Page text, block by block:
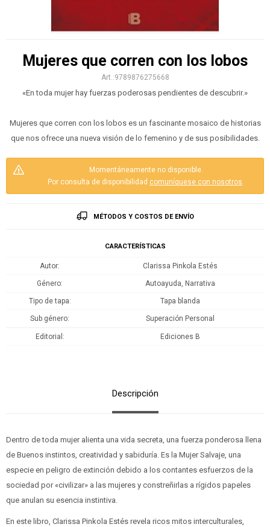
Mujeres que corren con los lobos
9789876275668
«En toda mujer hay fuerzas poderosas pendientes de descubrir.»
Mujeres que corren con los lobos es un fascinante mosaico de historias
que nos ofrece una nueva visión de lo femenino y de sus posibilidades.
Momentáneamente no disponible.
Por consulta de disponibilidad comuníquese con nosotros.
MÉTODOS Y COSTOS DE ENVÍO
CARACTERÍSTICAS
Autor Clarissa Pinkola Estés
Género Autoayuda, Narrativa
Tipo de tapa Tapa blanda
Sub género Superación Personal
Editorial Ediciones B
Descripción
Dentro de toda mujer alienta una vida secreta, una fuerza ponderosa llena
de Buenos instintos, creatividad y sabiduría. Es la Mujer Salvaje, una
especie en peligro de extinción debido a los contantes esfuerzos de la
sociedad por «civilizar» a las mujeres y constreñirlas a rígidos papeles
que anulan su esencia instintiva.
En este libro, Clarissa Pinkola Estés revela ricos mitos interculturales,